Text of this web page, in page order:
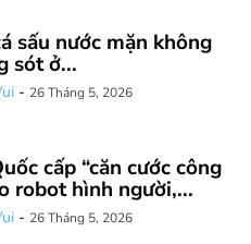
sấu nước mặn không
sót ở...
- 26 Tháng 5, 2026
cấp “căn cước công
robot hình người,...
- 26 Tháng 5, 2026